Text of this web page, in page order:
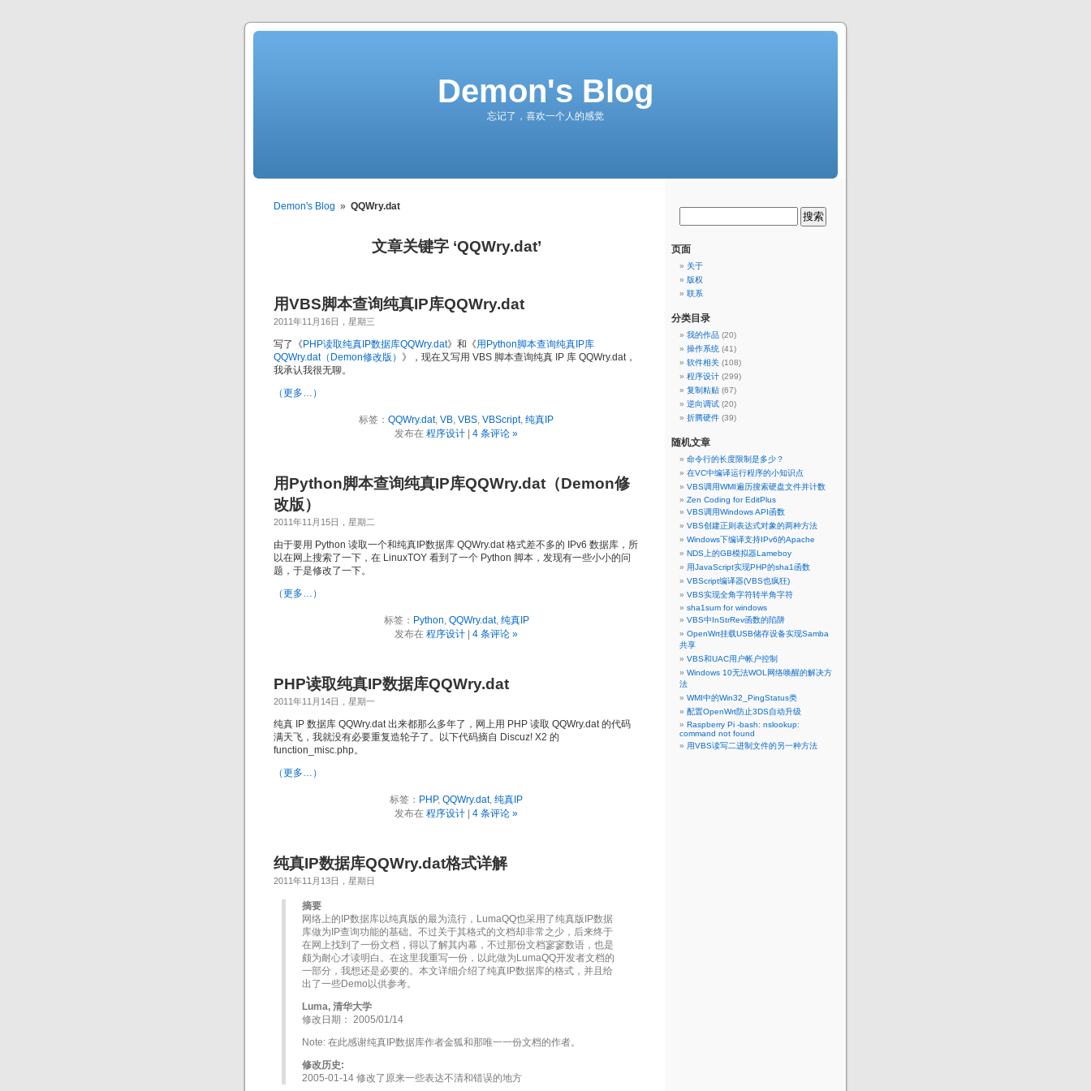
Demon's Blog
忘记了，喜欢一个人的感觉
Demon's Blog » QQWry.dat
文章关键字 ‘QQWry.dat’
用VBS脚本查询纯真IP库QQWry.dat
2011年11月16日，星期三
写了《 PHP读取纯真IP数据库QQWry.dat》和《用Python脚本查询纯真IP库
QQWry.dat（Demon修改版） 》，现在又写用 VBS 脚本查询纯真 IP 库 QQWry.dat，
我承认我很无聊。
（更多…）
标签： QQWry.dat, VB, VBS, VBScript, 纯真IP
发布在 程序设计 4 条评论 »
用Python脚本查询纯真IP库QQWry.dat（Demon修
改版）
2011年11月15日，星期二
由于要用 Python 读取一个和纯真IP数据库 QQWry.dat 格式差不多的 IPv6 数据库，所
以在网上搜索了一下，在 LinuxTOY 看到了一个 Python 脚本，发现有一些小小的问
题，于是修改了一下。
（更多…）
标签： Python, QQWry.dat, 纯真IP
发布在 程序设计 4 条评论 »
PHP读取纯真IP数据库QQWry.dat
2011年11月14日，星期一
纯真 IP 数据库 QQWry.dat 出来都那么多年了，网上用 PHP 读取 QQWry.dat 的代码
满天飞，我就没有必要重复造轮子了。以下代码摘自 Discuz! X2 的
function_misc.php。
（更多…）
标签： PHP, QQWry.dat, 纯真IP
发布在 程序设计 4 条评论 »
纯真IP数据库QQWry.dat格式详解
2011年11月13日，星期日
摘要
网络上的IP数据库以纯真版的最为流行，LumaQQ也采用了纯真版IP数据
库做为IP查询功能的基础。不过关于其格式的文档却非常之少，后来终于
在网上找到了一份文档，得以了解其内幕，不过那份文档寥寥数语，也是
颇为耐心才读明白。在这里我重写一份，以此做为LumaQQ开发者文档的
一部分，我想还是必要的。本文详细介绍了纯真IP数据库的格式，并且给
出了一些Demo以供参考。
Luma, 清华大学
修改日期： 2005/01/14
Note: 在此感谢纯真IP数据库作者金狐和那唯一一份文档的作者。
修改历史:
2005-01-14 修改了原来一些表达不清和错误的地方
页面
关于
版权
联系
分类目录
我的作品 (20)
操作系统 (41)
软件相关 (108)
程序设计 (299)
复制粘贴 (67)
逆向调试 (20)
折腾硬件 (39)
随机文章
命令行的长度限制是多少？
在VC中编译运行程序的小知识点
VBS调用WMI遍历搜索硬盘文件并计数
Zen Coding for EditPlus
VBS调用Windows API函数
VBS创建正则表达式对象的两种方法
Windows下编译支持IPv6的Apache
NDS上的GB模拟器Lameboy
用JavaScript实现PHP的sha1函数
VBScript编译器(VBS也疯狂)
VBS实现全角字符转半角字符
sha1sum for windows
VBS中InStrRev函数的陷阱
OpenWrt挂载USB储存设备实现Samba
共享
VBS和UAC用户帐户控制
Windows 10无法WOL网络唤醒的解决方
法
WMI中的Win32_PingStatus类
配置OpenWrt防止3DS自动升级
Raspberry Pi -bash: nslookup:
command not found
用VBS读写二进制文件的另一种方法